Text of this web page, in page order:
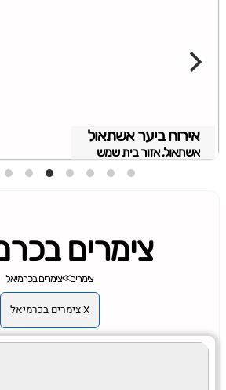
אירוח ביער אשתאול
אשתאול, אזור בית שמש
צימרים
צימרים>>צימרים בכרמיאל
X צימרים בכרמיאל